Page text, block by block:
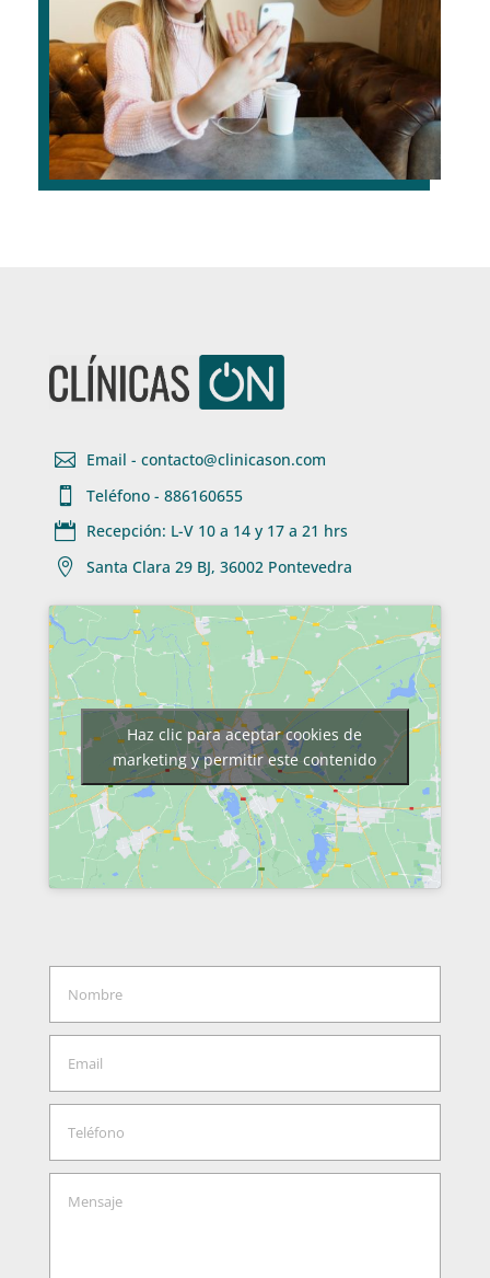
 Email - contacto@clinicason.com

Teléfono - 886160655
 Recepción: L-V 10 a 14 y 17 a 21 hrs

Santa Clara 29 BJ, 36002 Pontevedra
Haz clic para aceptar cookies de
marketing y permitir este contenido